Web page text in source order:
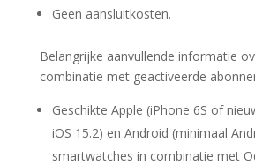
Geen aansluitkosten.
Belangrijke aanvullende informatie
combinatie met geactiveerde
Geschikte Apple (iPhone 6S of
iOS 15.2) en Android (minimaal
smartwatches in combinatie met